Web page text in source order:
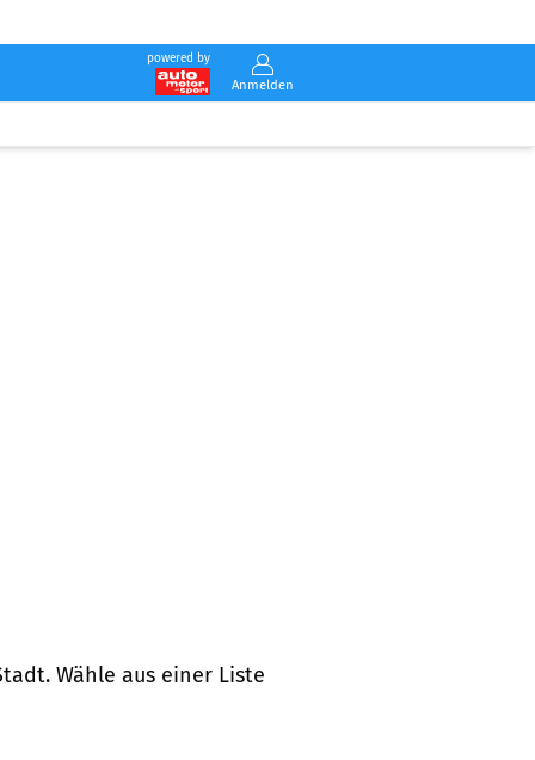
powered by
Anmelden
Wähle aus einer Liste